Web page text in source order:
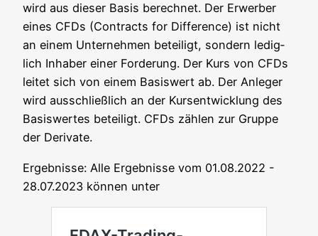
wird aus die­ser Basis berech­net. Der Erwer­ber
eines CFDs (Con­tracts for Dif­fe­rence) ist nicht
an einem Unter­neh­men betei­ligt, son­dern ledig­
lich Inha­ber einer For­de­rung. Der Kurs von CFDs
lei­tet sich von einem Basis­wert ab. Der Anle­ger
wird aus­schließ­lich an der Kurs­ent­wick­lung des
Basis­wer­tes betei­ligt. CFDs zäh­len zur Grup­pe
der Derivate.
Ergeb­nis­se: Alle Ergeb­nis­se vom 01.08.2022 -
28.07.2023 kön­nen unter